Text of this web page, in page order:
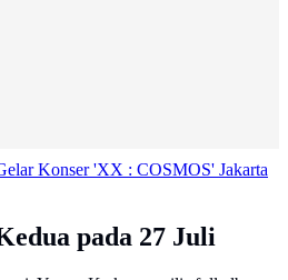
Konser 'XX : COSMOS' Jakarta
pada 27 Juli